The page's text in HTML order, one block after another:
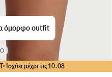
· Ισχύει μέχρι τις10.08
όμορφο outfit